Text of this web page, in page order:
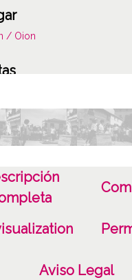
/ Oion
de las
Aviso Legal